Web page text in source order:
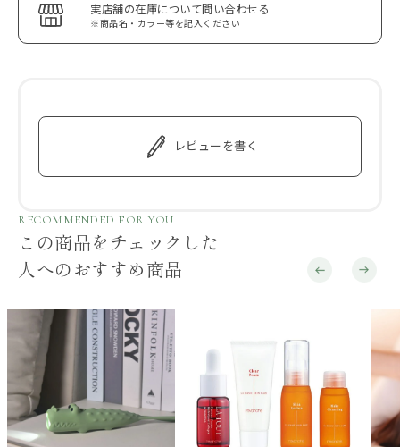
実店舗の在庫について問い合わせる
※商品名・カラー等を記入ください
レビューを書く
RECOMMENDED FOR YOU
この商品をチェックした
人へのおすすめ商品